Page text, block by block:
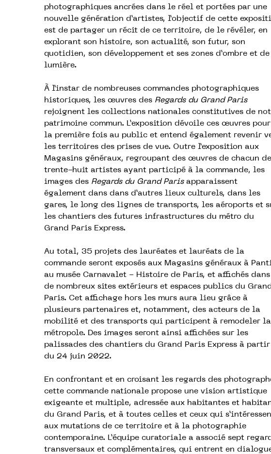
photographiques ancrées dans le réel et portées par une
nouvelle génération d’artistes, l’objectif de cette
est de partager un récit de ce territoire, de le révéler, en
explorant son histoire, son actualité, son futur, son
quotidien, son développement et ses zones d’ombre et de
lumière.
À l’instar de nombreuses commandes photographiques
historiques, les œuvres des Regards du Grand Paris
rejoignent les collections nationales constitutives de
patrimoine commun. L’exposition dévoile ces œuvres pour
la première fois au public et entend également revenir
les territoires des prises de vue. Outre l’exposition aux
Magasins généraux, regroupant des œuvres de chacun
trente-huit artistes ayant participé à la commande, les
images des Regards du Grand Paris apparaissent
également dans dans d’autres lieux culturels, dans les
gares, le long des lignes de transports, les aéroports et
les chantiers des futures infrastructures du métro du
Grand Paris Express.
Au total, 35 projets des lauréates et lauréats de la
commande seront exposés aux Magasins généraux à
au musée Carnavalet - Histoire de Paris, et affichés dans
de nombreux sites extérieurs et espaces publics du Grand
Paris. Cet affichage hors les murs aura lieu grâce à
plusieurs partenaires et, notamment, des acteurs de la
mobilité et des transports qui participent à remodeler la
métropole. Des images seront ainsi affichées sur les
palissades des chantiers du Grand Paris Express à partir
du 24 juin 2022.
En confrontant et en croisant les regards des
cette commande nationale propose une vision artistique
exigeante et multiple, adressée aux habitantes et
du Grand Paris, et à toutes celles et ceux qui
aux mutations de ce territoire et à la photographie
contemporaine. L’équipe curatoriale a associé sept
transversaux et complémentaires, qui entrent en